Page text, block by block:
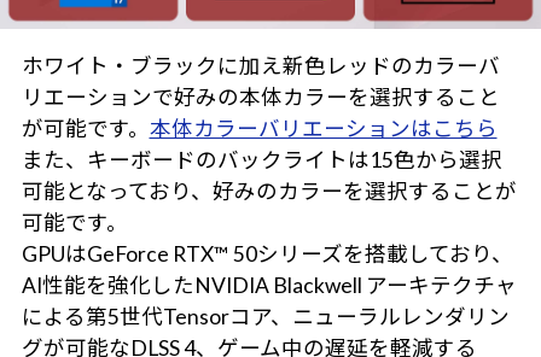
ホワイト・ブラックに加え新色レッドのカラーバ
リエーションで好みの本体カラーを選択すること
が可能です。 本体カラーバリエーションはこちら
また、キーボードのバックライトは15色から選択
可能となっており、好みのカラーを選択することが
可能です。
GPUはGeForce RTX™ 50シリーズを搭載しており、
AI性能を強化したNVIDIA Blackwell アーキテクチャ
による第5世代Tensorコア、ニューラルレンダリン
グが可能なDLSS 4、ゲーム中の遅延を軽減する